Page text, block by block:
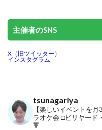
主催者のSNS
X（旧ツイッター）
インスタグラム
tsunagariya
【楽しいイベントを月
ラオケ会 □ビリヤー
🔻